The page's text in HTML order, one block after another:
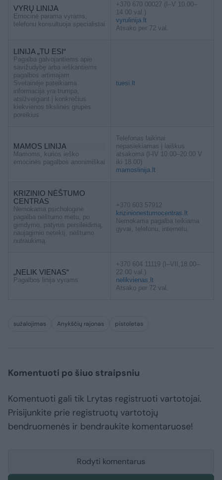
VYRŲ LINIJA
Emocinė parama vyrams,
telefonu konsultuoja specialistai
+370 670 00027 (I–V 10.00–
14.00 val.)
vyrulinija.lt
Atsako per 72 val.
LINIJA „TU ESI“
Pagalba galvojantiems apie
savižudybę arba ieškantiems
pagalbos artimajam
Svetainėje pateikiama
informacija yra trumpa,
atsižvelgiant į konkrečius
kiekvienos tikslinės grupės
poreikius
tuesi.lt
MAMOS LINIJA
Mamoms, kurios ieško
emocinės pagalbos anonimiškai
Telefonas laikinai
nepasiekiamas į laiškus
atsakoma (I-IV 10.00–20.00 V
iki 18.00)
mamoslinija.lt
KRIZINIO NĖŠTUMO
CENTRAS
Nemokama psichologinė
pagalba nėštumo metu, po
gimdymo, patyrus persileidimą,
naujagimio netektį, nėštumo
nutraukimą.
+370 603 57912
krizinionestumocentras.lt
Nemokama pagalba teikiama
gyvai, telefonu, internetu.
„NELIK VIENAS“
Pagalbos linija vyrams
+370 604 11119 (I–VII,18.00–
22.00 val.)
nelikvienas.lt
Atsako per 72 val.
sužalojimas Anykščių rajonas pistoletas
Komentuoti po šiuo straipsniu
Komentuoti gali tik Lrytas registruoti vartotojai.
Prisijunkite prie registruotų vartotojų
bendruomenės ir bendraukite komentaruose!
Rodyti komentarus